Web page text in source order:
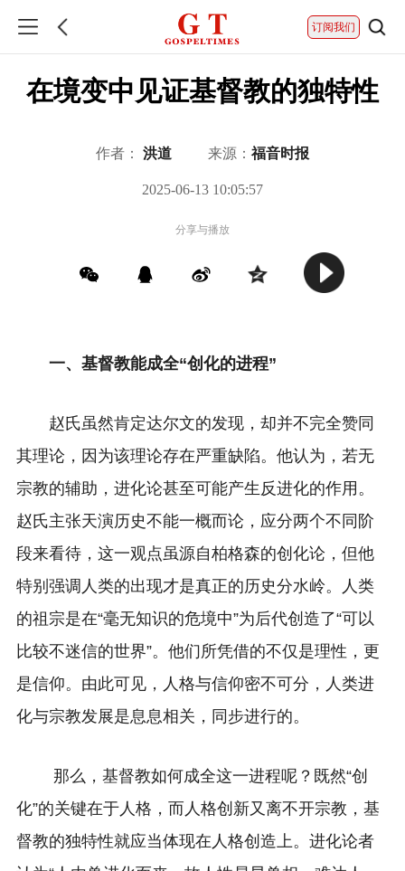
订阅我们
在境变中见证基督教的独特性
作者： 洪道 来源： 福音时报
2025-06-13 10:05:57
分享与播放
一、基督教能成全“创化的进程”
赵氏虽然肯定达尔文的发现，却并不完全赞同
其理论，因为该理论存在严重缺陷。他认为，若无
宗教的辅助，进化论甚至可能产生反进化的作用。
赵氏主张天演历史不能一概而论，应分两个不同阶
段来看待，这一观点虽源自柏格森的创化论，但他
特别强调人类的出现才是真正的历史分水岭。人类
的祖宗是在“毫无知识的危境中”为后代创造了“可以
比较不迷信的世界”。他们所凭借的不仅是理性，更
是信仰。由此可见，人格与信仰密不可分，人类进
化与宗教发展是息息相关，同步进行的。
那么，基督教如何成全这一进程呢？既然“创
化”的关键在于人格，而人格创新又离不开宗教，基
督教的独特性就应当体现在人格创造上。进化论者